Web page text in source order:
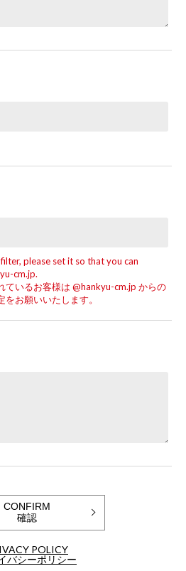
please set it so that you can
cm.jp.
ているお客様は @hankyu-cm.jp からの
お願いいたします。
CONFIRM
確認
POLICY
バシーポリシー